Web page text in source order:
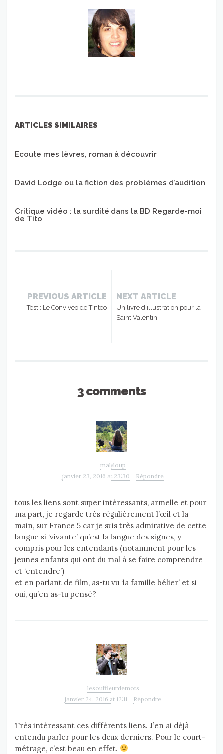
ARTICLES SIMILAIRES
Ecoute mes lèvres, roman à découvrir
David Lodge ou la fiction des problèmes d’audition
Critique vidéo : la surdité dans la BD Regarde-moi
de Tito
PREVIOUS ARTICLE
Test : Le Conviveo de Tinteo
NEXT ARTICLE
Un livre d’illustration pour la
Saint Valentin
3 comments
malyloup
janvier 23, 2016 at 23:30
Répondre
tous les liens sont super intéressants, armelle et pour
ma part, je regarde très régulièrement l’œil et la
main, sur France 5 car je suis très admirative de cette
langue si ‘vivante’ qu’est la langue des signes, y
compris pour les entendants (notamment pour les
jeunes enfants qui ont du mal à se faire comprendre
et ‘entendre’)
et en parlant de film, as-tu vu ‘la famille bélier’ et si
oui, qu’en as-tu pensé?
lesouffleurdemots
janvier 24, 2016 at 12:11
Répondre
Très intéressant ces différents liens. J’en ai déjà
entendu parler pour les deux derniers. Pour le court-
métrage, c’est beau en effet.